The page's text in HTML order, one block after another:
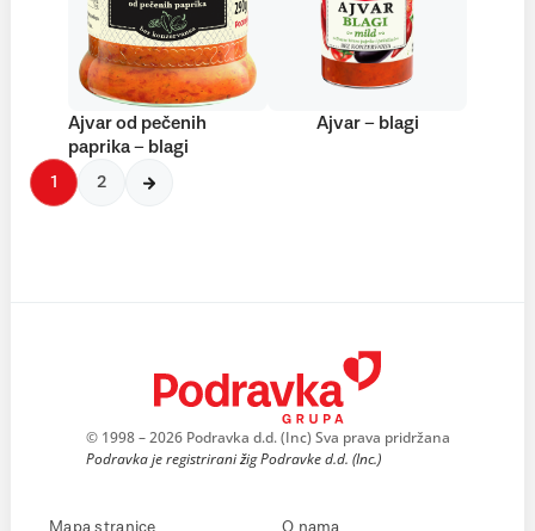
Ajvar od pečenih
paprika – blagi
Ajvar – blagi
1 2
© 1998 – 2026 Podravka d.d. (Inc) Sva prava pridržana
Podravka je registrirani žig Podravke d.d. (Inc.)
Mapa stranice O nama